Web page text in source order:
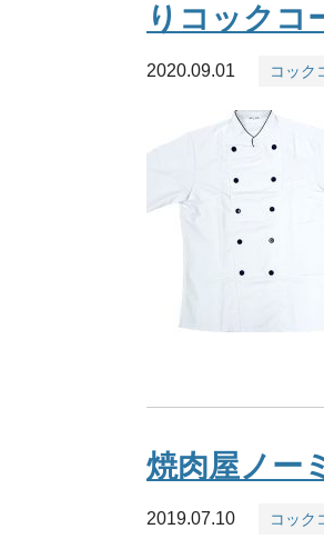
りコックコ
2020.09.01 コック
焼肉屋ノー
2019.07.10 コック